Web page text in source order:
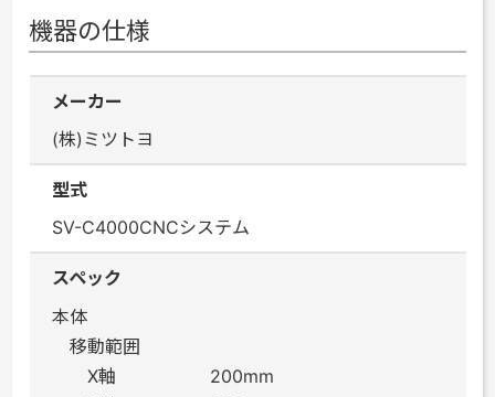
機器の仕様
メーカー
(株)ミツトヨ
型式
SV-C4000CNCシステム
スペック
本体
移動範囲
X軸 200mm